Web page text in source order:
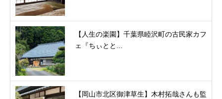
【人生の楽園】千葉県睦沢町の古民家カフ
ェ『ちぃとと...
【岡山市北区御津草生】木村拓哉さんも監